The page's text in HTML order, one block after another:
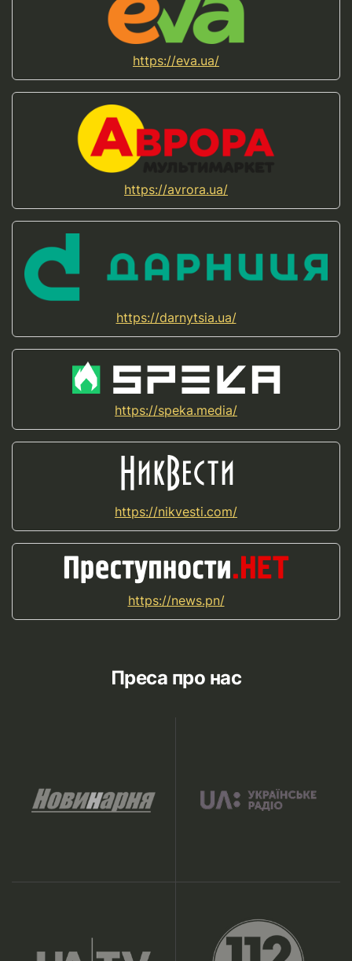
https://eva.ua/
https://avrora.ua/
https://darnytsia.ua/
https://speka.media/
https://nikvesti.com/
https://news.pn/
Преса про нас